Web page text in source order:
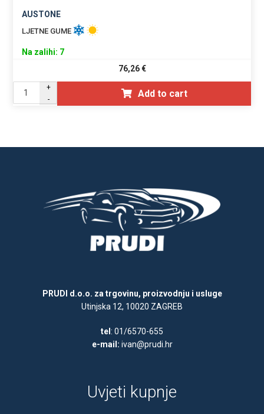
AUSTONE
LJETNE GUME
Na zalihi: 7
76,26€
+
-
Add to cart
PRUDI d.o.o. za trgovinu, proizvodnju i usluge
Utinjska 12, 10020 ZAGREB
tel : 01/6570-655
e-mail: ivan@prudi.hr
Uvjeti kupnje